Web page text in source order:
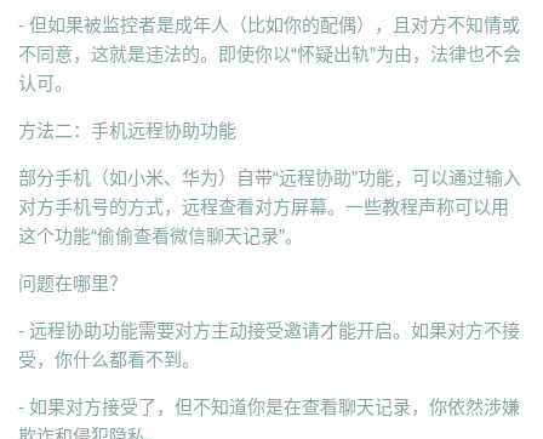
- 但如果被监控者是成年人（比如你的配偶），且对方不知情或
不同意，这就是违法的。即使你以“怀疑出轨”为由，法律也不会
认可。
方法二：手机远程协助功能
部分手机（如小米、华为）自带“远程协助”功能，可以通过输入
对方手机号的方式，远程查看对方屏幕。一些教程声称可以用
这个功能“偷偷查看微信聊天记录”。
问题在哪里？
- 远程协助功能需要对方主动接受邀请才能开启。如果对方不接
受，你什么都看不到。
- 如果对方接受了，但不知道你是在查看聊天记录，你依然涉嫌